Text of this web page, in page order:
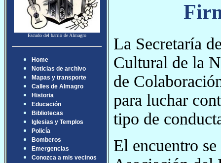
Escudo del barrio de Almagro
Home
Noticias de archivo
Mapas y transporte
Calles de Almagro
Historia
Educación
Bibliotecas
Iglesias y Templos
Policía
Bomberos
Emergencias
Conozca a mis vecinos
La Secretaría
Cultural de la
de
para luchar
tipo de
El encuentro